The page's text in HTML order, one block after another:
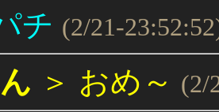
チ (2/21-
＞ おめ～ (2/